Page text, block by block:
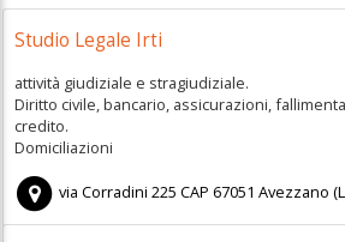
Studio Legale Irti
attività giudiziale e stragiudiziale.
Diritto civile, bancario, assicurazioni,
credito.
Domiciliazioni
via Corradini 225 CAP 67051 Avezzano (